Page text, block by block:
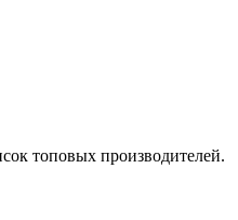
топовых производителей.